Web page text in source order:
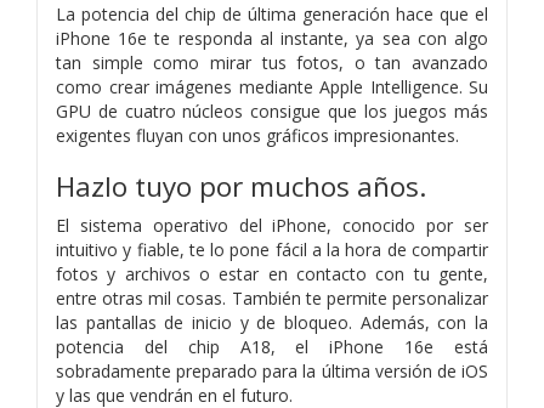
La potencia del chip de última generación hace que el
iPhone 16e te responda al instante, ya sea con algo
tan simple como mirar tus fotos, o tan avanzado
como crear imágenes mediante Apple Intelligence. Su
GPU de cuatro núcleos consigue que los juegos más
exigentes fluyan con unos gráficos impresionantes.
Hazlo tuyo por muchos años.
El sistema operativo del iPhone, conocido por ser
intuitivo y fiable, te lo pone fácil a la hora de compartir
fotos y archivos o estar en contacto con tu gente,
entre otras mil cosas. También te permite personalizar
las pantallas de inicio y de bloqueo. Además, con la
potencia del chip A18, el iPhone 16e está
sobradamente preparado para la última versión de iOS
y las que vendrán en el futuro.